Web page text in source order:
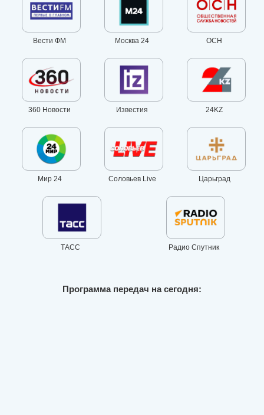
Вести ФМ Москва 24 ОСН
360 Новости Известия 24KZ
Мир 24 Соловьев Live Царьград
ТАСС Радио Спутник
Программа передач на сегодня: